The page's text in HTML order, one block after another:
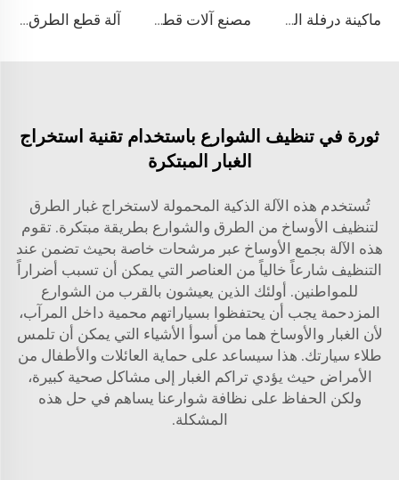
ماكينة درفلة الطرق الهزازة 300 كجم، معدات هزازة للطرق مصنع آلات قطع الطرق الخرسانية البسيطة طراز LS400 آلة قطع الطرق الخرسانية المستقيمة ذات الجودة العالية والكفاءة البسيطة للبيع بالجملة
ثورة في تنظيف الشوارع باستخدام تقنية استخراج
الغبار المبتكرة
تُستخدم هذه الآلة الذكية المحمولة لاستخراج غبار الطرق
لتنظيف الأوساخ من الطرق والشوارع بطريقة مبتكرة. تقوم
هذه الآلة بجمع الأوساخ عبر مرشحات خاصة بحيث تضمن عند
التنظيف شارعاً خالياً من العناصر التي يمكن أن تسبب أضراراً
للمواطنين. أولئك الذين يعيشون بالقرب من الشوارع
المزدحمة يجب أن يحتفظوا بسياراتهم محمية داخل المرآب،
لأن الغبار والأوساخ هما من أسوأ الأشياء التي يمكن أن تلمس
طلاء سيارتك. هذا سيساعد على حماية العائلات والأطفال من
الأمراض حيث يؤدي تراكم الغبار إلى مشاكل صحية كبيرة،
ولكن الحفاظ على نظافة شوارعنا يساهم في حل هذه
المشكلة.